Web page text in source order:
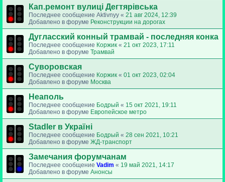
Кап.ремонт вулиці Дегтярівська
Последнее сообщение Aktivnyy « 21 авг 2024, 12:39
Добавлено в форуме Реконструкции на дорогах
Дугласский конный трамвай - последняя конка
Последнее сообщение Коржик « 21 окт 2023, 17:11
Добавлено в форуме Трамвай
Суворовская
Последнее сообщение Коржик « 01 окт 2023, 02:04
Добавлено в форуме Москва
Неаполь
Последнее сообщение Бодрый « 15 окт 2021, 19:11
Добавлено в форуме Европейское метро
Stadler в Україні
Последнее сообщение Бодрый « 28 сен 2021, 10:21
Добавлено в форуме ЖД-транспорт
Замечания форумчанам
Последнее сообщение Vadim « 19 май 2021, 14:17
Добавлено в форуме Анонсы